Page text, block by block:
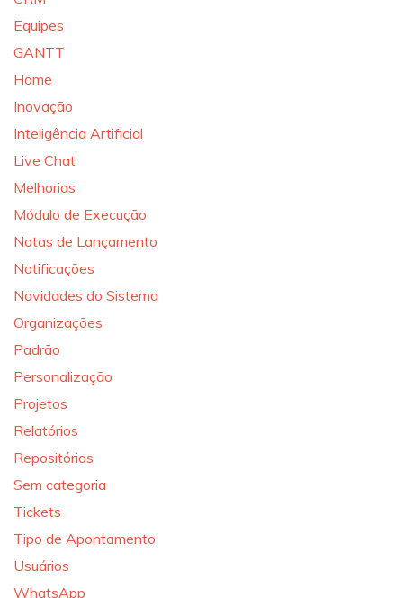
Equipes
GANTT
Home
Inovação
Inteligência Artificial
Live Chat
Melhorias
Módulo de Execução
Notas de Lançamento
Notificações
Novidades do Sistema
Organizações
Padrão
Personalização
Projetos
Relatórios
Repositórios
Sem categoria
Tickets
Tipo de Apontamento
Usuários
WhatsApp